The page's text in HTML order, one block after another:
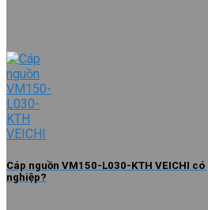
Cáp nguồn VM150-L030-KTH VEICHI
nghiệp?